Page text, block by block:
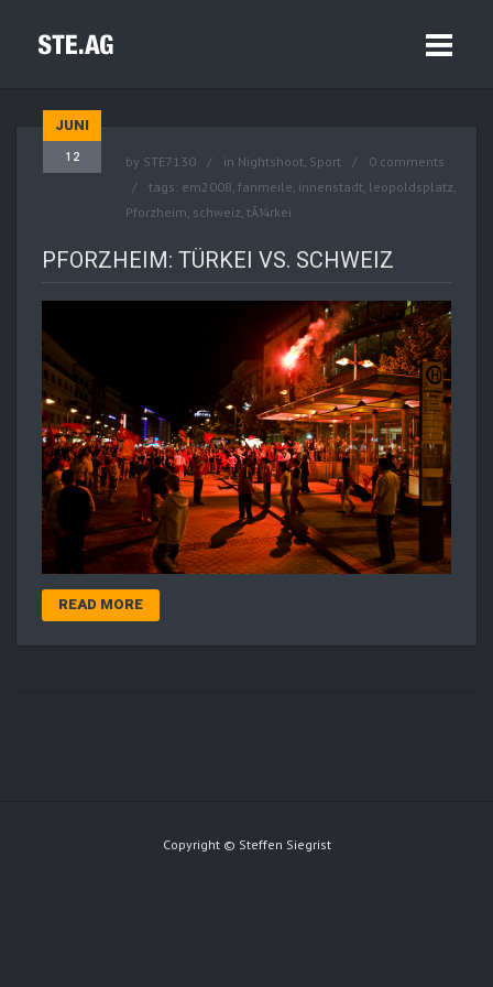
JUNI
12 by STE7130 in Nightshoot, Sport
0 comments
tags: em2008, fanmeile, innenstadt, leopoldsplatz,
Pforzheim, schweiz, tÃ¼rkei
PFORZHEIM: TÜRKEI VS. SCHWEIZ
READ MORE
Copyright © Steffen Siegrist